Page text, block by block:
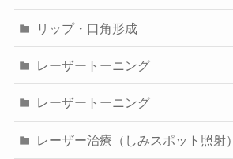
リップ・口角形成
レーザートーニング
レーザートーニング
レーザー治療（しみスポット照射）